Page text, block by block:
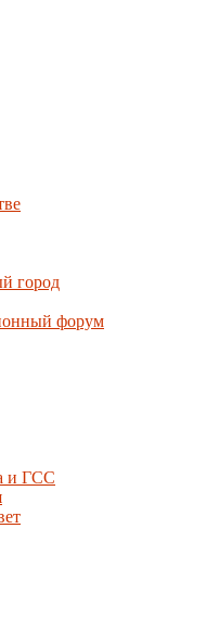
город
форум
и ГСС